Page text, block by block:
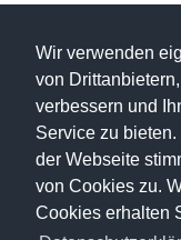
Wir verwenden
von
verbessern und
Service zu
der Webseite
von Cookies zu.
Cookies erhalten
| Bewertungen
| Lage & Anfahrt
Einzigartige Momente
in historischer
Das Landhaus Altes
4-Sterne Hotel in
Nationalpark